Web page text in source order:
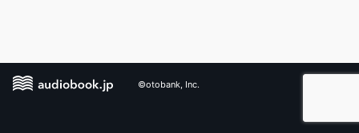
©otobank, Inc.